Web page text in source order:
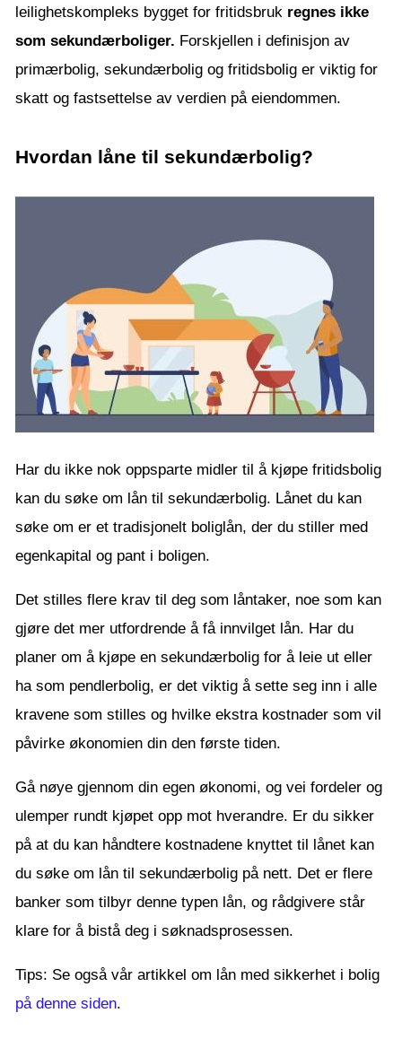
leilighetskompleks bygget for fritidsbruk regnes ikke
som sekundærboliger. Forskjellen i definisjon av
primærbolig, sekundærbolig og fritidsbolig er viktig for
skatt og fastsettelse av verdien på eiendommen.
Hvordan låne til sekundærbolig?
Har du ikke nok oppsparte midler til å kjøpe fritidsbolig
kan du søke om lån til sekundærbolig. Lånet du kan
søke om er et tradisjonelt boliglån, der du stiller med
egenkapital og pant i boligen.
Det stilles flere krav til deg som låntaker, noe som kan
gjøre det mer utfordrende å få innvilget lån. Har du
planer om å kjøpe en sekundærbolig for å leie ut eller
ha som pendlerbolig, er det viktig å sette seg inn i alle
kravene som stilles og hvilke ekstra kostnader som vil
påvirke økonomien din den første tiden.
Gå nøye gjennom din egen økonomi, og vei fordeler og
ulemper rundt kjøpet opp mot hverandre. Er du sikker
på at du kan håndtere kostnadene knyttet til lånet kan
du søke om lån til sekundærbolig på nett. Det er flere
banker som tilbyr denne typen lån, og rådgivere står
klare for å bistå deg i søknadsprosessen.
Tips: Se også vår artikkel om lån med sikkerhet i bolig
på denne siden.